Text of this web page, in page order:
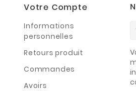
Votre Compte
Informations
personnelles
Retours produit
Commandes
Avoirs